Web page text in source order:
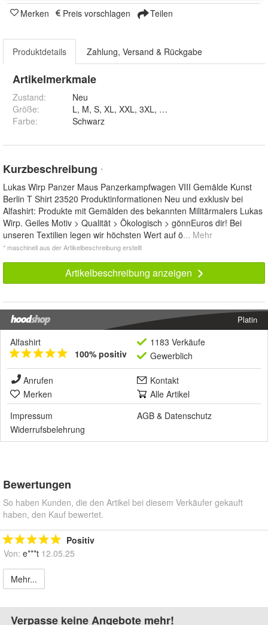
Merken Preis vorschlagen Teilen
Produktdetails Zahlung, Versand & Rückgabe
Artikelmerkmale
Zustand:
Neu
Größe:
Farbe: Schwarz
Kurzbeschreibung *
Lukas Wirp Panzer Maus Panzerkampfwagen VIII Gemälde Kunst
Berlin T Shirt 23520 Produktinformationen Neu und exklusiv bei
Alfashirt: Produkte mit Gemälden des bekannten Militärmalers Lukas
Wirp. Geiles Motiv > Qualität > Ökologisch > gönnEuros dir! Bei
unseren Textilien legen wir höchsten Wert auf ö... Mehr
* maschinell aus der Artikelbeschreibung erstellt
Artikelbeschreibung anzeigen
Platin
Alfashirt
100% positiv
1183 Verkäufe
Gewerblich
Anrufen
Kontakt
Merken
Alle Artikel
Impressum
AGB & Datenschutz
Widerrufsbelehrung
Bewertungen
So haben Kunden, die den Artikel bei diesem Verkäufer gekauft
haben, den Kauf bewertet.
Positiv
Von: e***t 12.05.25
Mehr...
Verpasse keine Angebote mehr!